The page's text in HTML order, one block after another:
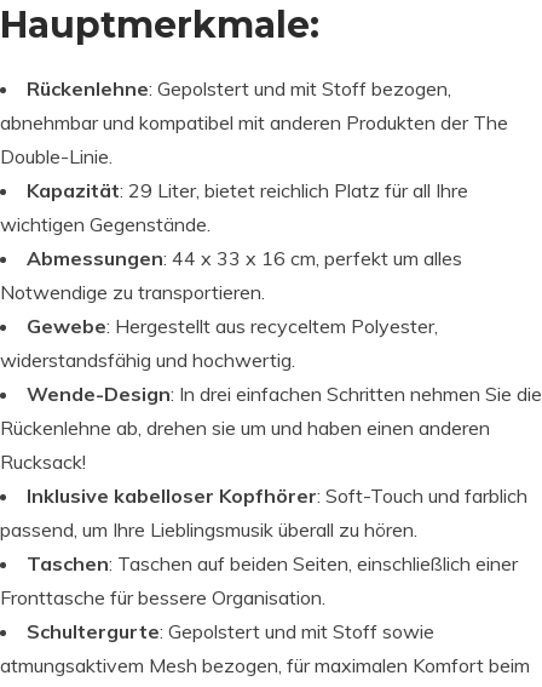
Hauptmerkmale:
Rückenlehne: Gepolstert und mit Stoff bezogen,
abnehmbar und kompatibel mit anderen Produkten der The
Double-Linie.
Kapazität: 29 Liter, bietet reichlich Platz für all Ihre
wichtigen Gegenstände.
Abmessungen: 44 x 33 x 16 cm, perfekt um alles
Notwendige zu transportieren.
Gewebe: Hergestellt aus recyceltem Polyester,
widerstandsfähig und hochwertig.
Wende-Design: In drei einfachen Schritten nehmen Sie die
Rückenlehne ab, drehen sie um und haben einen anderen
Rucksack!
Inklusive kabelloser Kopfhörer: Soft-Touch und farblich
passend, um Ihre Lieblingsmusik überall zu hören.
Taschen: Taschen auf beiden Seiten, einschließlich einer
Fronttasche für bessere Organisation.
Schultergurte: Gepolstert und mit Stoff sowie
atmungsaktivem Mesh bezogen, für maximalen Komfort beim